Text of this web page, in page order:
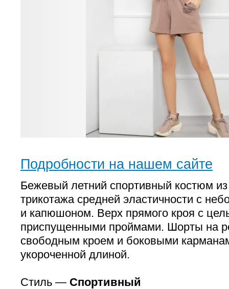
Подробности на нашем сайте
Бежевый летний спортивный костюм из
трикотажа средней эластичности с
и капюшоном. Верх прямого кроя с
приспущенными проймами. Шорты на
свободным кроем и боковыми
укороченной длиной.
Стиль — Спортивный